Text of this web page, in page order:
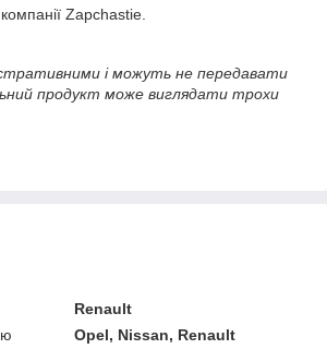
Zapchastie.
і можуть не передавати
продукт може виглядати трохи
Renault
Opel, Nissan, Renault